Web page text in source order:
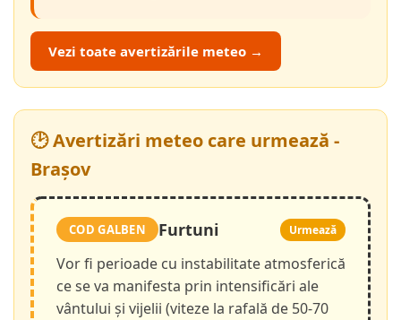
Vezi toate avertizările meteo →
🕑 Avertizări meteo care urmează -
Brașov
COD GALBEN Furtuni Urmează
Vor fi perioade cu instabilitate atmosferică
ce se va manifesta prin intensificări ale
vântului și vijelii (viteze la rafală de 50-70